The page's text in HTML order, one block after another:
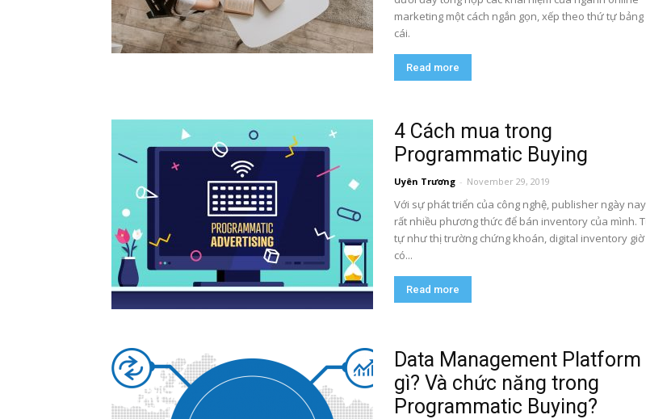
marketing một cách ngắn gọn, xếp theo thứ tự
cái.
Read more
4 Cách mua trong
Programmatic Buying
Uyên Trương - November 29, 2019
Với sự phát triển của công nghệ, publisher ngày
rất nhiều phương thức để bán inventory của mình.
tự như thị trường chứng khoán, digital inventory giờ
có...
Read more
Data Management Platform
gì? Và chức năng trong
Programmatic Buying?